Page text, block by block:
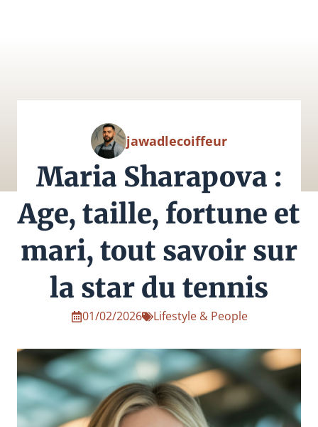
jawadlecoiffeur
Maria Sharapova :
Age, taille, fortune et
mari, tout savoir sur
la star du tennis
01/02/2026 Lifestyle & People